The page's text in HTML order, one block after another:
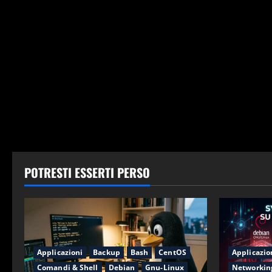
POTRESTI ESSERTI PERSO
Applicazioni Backup Bash
CentOS
Comandi & Shell
Debian Gnu-Linux